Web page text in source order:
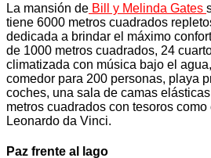
La mansión de Bill y Melinda Gates
tiene 6000 metros cuadrados
dedicada a brindar el máximo
de 1000 metros cuadrados, 24
climatizada con música bajo el
comedor para 200 personas, playa
coches, una sala de camas
metros cuadrados con tesoros
Leonardo da Vinci.
Paz frente al lago